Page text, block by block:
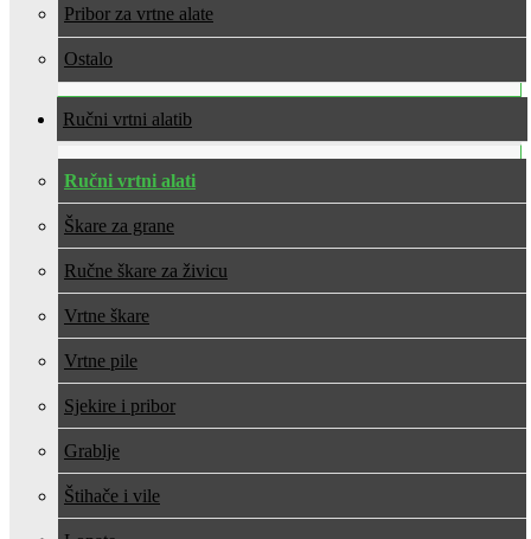
Pribor za vrtne alate
Ostalo
Ručni vrtni alati
Ručni vrtni alati
Škare za grane
Ručne škare za živicu
Vrtne škare
Vrtne pile
Sjekire i pribor
Grablje
Štihače i vile